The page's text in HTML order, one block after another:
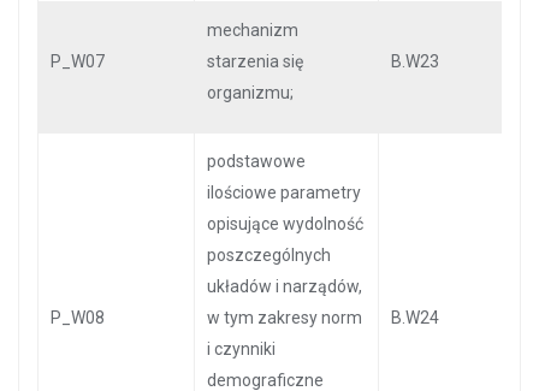
P_W07
mechanizm
starzenia się
organizmu;
B.W23
P_W08
podstawowe
ilościowe parametry
opisujące wydolność
poszczególnych
układów i narządów,
w tym zakresy norm
i czynniki
demograficzne
B.W24